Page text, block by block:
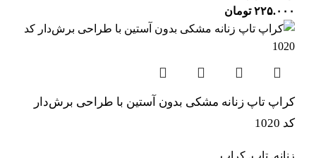
۲۲۵.۰۰۰ تومان
کراپ‌ تاپ زنانه مشکی بدون آستین با طراحی برش‌دار
کد 1020
زنانه, تاپ, کراپ